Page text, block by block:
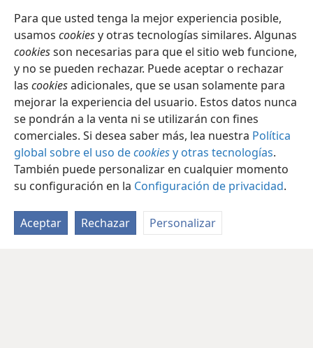
Para que usted tenga la mejor experiencia posible,
usamos cookiesy otras tecnologías similares. Algunas
cookiesson necesarias para que el sitio web funcione,
y no se pueden rechazar. Puede aceptar o rechazar
las cookiesadicionales, que se usan solamente para
mejorar la experiencia del usuario. Estos datos nunca
se pondrán a la venta ni se utilizarán con fines
comerciales. Si desea saber más, lea nuestra Política
global sobre el uso decookiesy otras tecnologías.
También puede personalizar en cualquier momento
su configuración en la Configuración de privacidad.
Aceptar Rechazar Personalizar